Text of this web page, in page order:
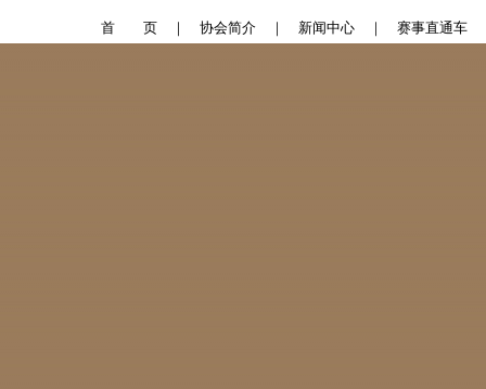
首 页｜ 协会简介｜ 新闻中心｜ 赛事直通车